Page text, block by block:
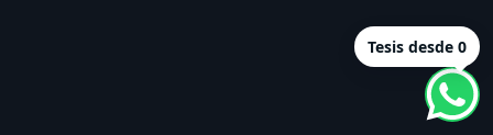
Tesis desde 0